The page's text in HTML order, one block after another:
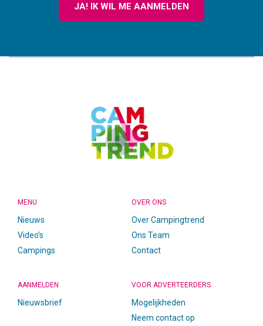
JA! IK WIL ME AANMELDEN
MENU
Nieuws
Video’s
Campings
OVER ONS
Over Campingtrend
Ons Team
Contact
AANMELDEN
Nieuwsbrief
VOOR ADVERTEERDERS
Mogelijkheden
Neem contact op